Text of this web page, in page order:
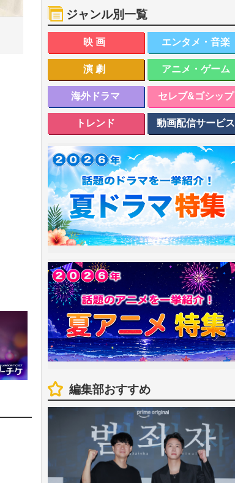
ジャンル別一覧
映画 エンタメ・音楽
演劇 アニメ・ゲーム
海外ドラマ セレブ&ゴシップ
トレンド 動画配信サービス
編集部おすすめ